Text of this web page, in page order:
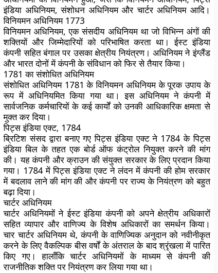
इंडिया अधिनियम, संशोधन अधिनियम और चार्टर अधिनियम आदि।
विनियमन अधिनियम 1773
विनियमन अधिनियम, एक संसदीय अधिनियम था जो विभिन्न अंगों की
शक्तियों और जिम्मेदारियों को परिभाषित करता था। ईस्ट इंडिया
कंपनी सहित बंगाल पर उसका क्षेत्रीय नियंत्रण। अधिनियम ने इंग्लैंड
और भारत दोनों में कंपनी के संविधान को फिर से तैयार किया।
1781 का संशोधित अधिनियम
संशोधित अधिनियम 1781 के विनियमन अधिनियम के पूरक उपाय के
रूप में अधिनियमित किया गया था। इस अधिनियम ने कंपनी में
सार्वजनिक कर्मचारियों के कई कार्यों को उनकी आधिकारिक क्षमता से
मुक्त कर दिया।
पिट्स इंडिया एक्ट, 1784
ब्रिटिश संसद द्वारा बनाए गए पिट्स इंडिया एक्ट ने 1784 के पिट्स
इंडिया बिल के तहत एक बोर्ड ऑफ कंट्रोल नियुक्त करने की मांग
की। यह कंपनी और क्राउन की संयुक्त सरकार के लिए प्रदान किया
गया। 1784 में पिट्स इंडिया एक्ट ने लंदन में कंपनी की होम सरकार
में बदलाव लाने की मांग की और कंपनी पर राज्य के नियंत्रण को बहुत
बढ़ा दिया।
चार्टर अधिनियम
चार्टर अधिनियमों ने ईस्ट इंडिया कंपनी को अपने क्षेत्रीय अधिकारों
सहित व्यापार और वाणिज्य के विशेष अधिकारों का समर्थन किया।
चार चार्टर अधिनियम थे, कंपनी के वाणिज्यिक अनुदान को नवीनीकृत
करने के लिए वैकल्पिक बीस वर्षों के अंतराल के बाद श्रृंखला में पारित
किए गए। हालाँकि चार्टर अधिनियमों के माध्यम से कंपनी की
राजनीतिक शक्ति पर नियंत्रण कर लिया गया था।